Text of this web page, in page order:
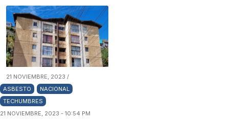
21 NOVIEMBRE, 2023 /
ASBESTO
NACIONAL
TECHUMBRES
21 NOVIEMBRE, 2023 - 10:54 PM